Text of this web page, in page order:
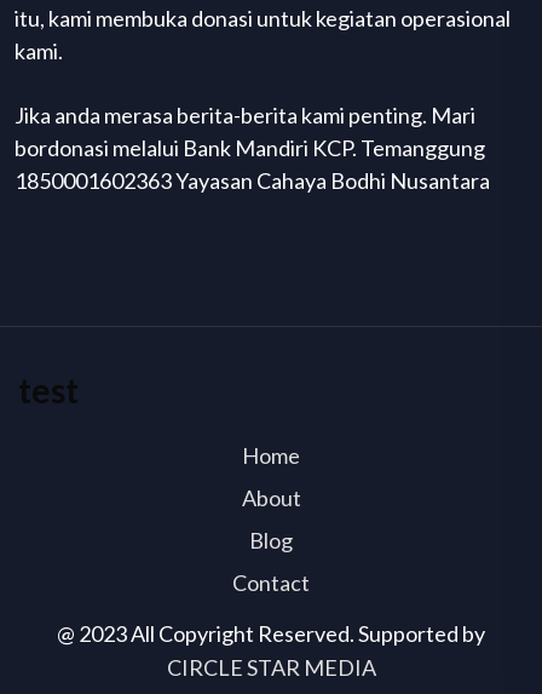
itu, kami membuka donasi untuk kegiatan operasional
kami.
Jika anda merasa berita-berita kami penting. Mari
bordonasi melalui Bank Mandiri KCP. Temanggung
1850001602363 Yayasan Cahaya Bodhi Nusantara
@ 2023 All Copyright Reserved. Supported by
CIRCLE STAR MEDIA
test
Home
About
Blog
Contact